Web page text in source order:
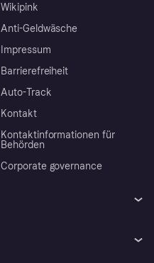
Wikipink
Anti-Geldwäsche
Impressum
Barrierefreiheit
Auto-Track
Kontakt
Kontaktinformationen für
Behörden
Corporate governance